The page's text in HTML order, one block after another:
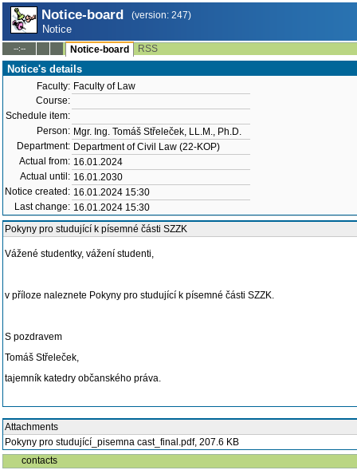
Notice-board (version: 247)
Notice
--:-- Notice-board RSS
Notice's details
Faculty: Faculty of Law
Course:
Schedule item:
Person: Mgr. Ing. Tomáš Střeleček, LL.M., Ph.D.
Department: Department of Civil Law (22-KOP)
Actual from: 16.01.2024
Actual until: 16.01.2030
Notice created: 16.01.2024 15:30
Last change: 16.01.2024 15:30
Pokyny pro studující k písemné části SZZK
Vážené studentky, vážení studenti,
v příloze naleznete Pokyny pro studující k písemné části SZZK.
S pozdravem
Tomáš Střeleček,
tajemník katedry občanského práva.
Attachments
Pokyny pro studující_pisemna cast_final.pdf, 207.6 KB
contacts